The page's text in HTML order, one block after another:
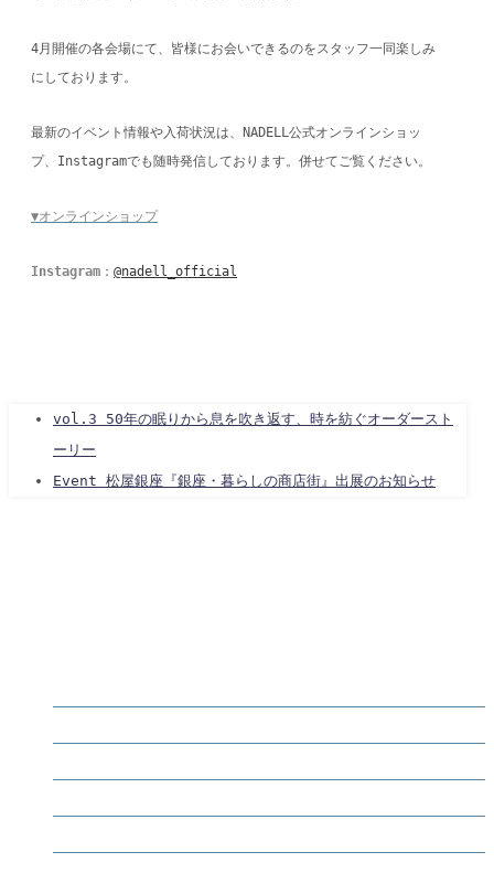
4月開催の各会場にて、皆様にお会いできるのをスタッフ一同楽しみ
にしております。
最新のイベント情報や入荷状況は、NADELL公式オンラインショッ
プ、Instagramでも随時発信しております。併せてご覧ください。
▼オンラインショップ
Instagram ： @nadell_official
vol.3 50年の眠りから息を吹き返す、時を紡ぐオーダースト
ーリー
Event 松屋銀座『銀座・暮らしの商店街』出展のお知らせ